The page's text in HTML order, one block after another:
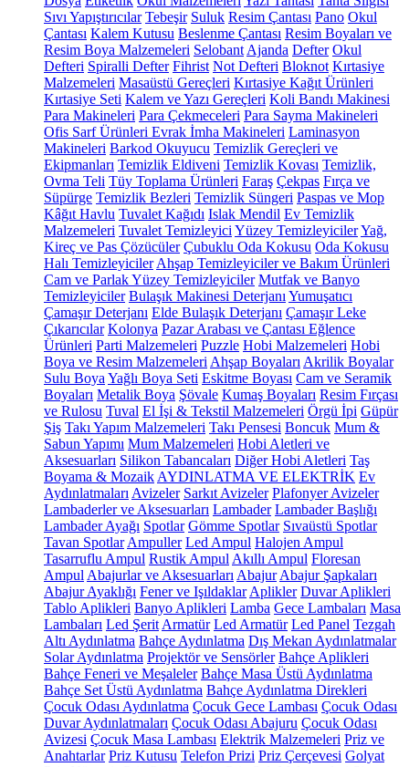
Sıvı Yapıştırıcılar Tebeşir Suluk Resim Çantası Pano Okul
Çantası Kalem Kutusu Beslenme Çantası Resim Boyaları ve
Resim Boya Malzemeleri Selobant Ajanda Defter Okul
Defteri Spiralli Defter Fihrist Not Defteri Bloknot Kırtasiye
Malzemeleri Masaüstü Gereçleri Kırtasiye Kağıt Ürünleri
Kırtasiye Seti Kalem ve Yazı Gereçleri Koli Bandı Makinesi
Para Makineleri Para Çekmeceleri Para Sayma Makineleri
Ofis Sarf Ürünleri Evrak İmha Makineleri Laminasyon
Makineleri Barkod Okuyucu Temizlik Gereçleri ve
Ekipmanları Temizlik Eldiveni Temizlik Kovası Temizlik,
Ovma Teli Tüy Toplama Ürünleri Faraş Çekpas Fırça ve
Süpürge Temizlik Bezleri Temizlik Süngeri Paspas ve Mop
Kâğıt Havlu Tuvalet Kağıdı Islak Mendil Ev Temizlik
Malzemeleri Tuvalet Temizleyici Yüzey TemizleyicilerYağ,
Kireç ve Pas Çözücüler Çubuklu Oda Kokusu Oda Kokusu
Halı Temizleyiciler Ahşap Temizleyiciler ve Bakım Ürünleri
Cam ve Parlak Yüzey Temizleyiciler Mutfak ve Banyo
Temizleyiciler Bulaşık Makinesi Deterjanı Yumuşatıcı
Çamaşır Deterjanı Elde Bulaşık Deterjanı Çamaşır Leke
Çıkarıcılar Kolonya Pazar Arabası ve Çantası Eğlence
Ürünleri Parti Malzemeleri Puzzle Hobi Malzemeleri Hobi
Boya ve Resim Malzemeleri Ahşap Boyaları Akrilik Boyalar
Sulu Boya Yağlı Boya Seti Eskitme Boyası Cam ve Seramik
Boyaları Metalik Boya Şövale Kumaş Boyaları Resim Fırçası
ve Rulosu Tuval El İşi & Tekstil Malzemeleri Örgü İpi Güpür
Şiş Takı Yapım Malzemeleri Takı Pensesi Boncuk Mum &
Sabun Yapımı Mum Malzemeleri Hobi Aletleri ve
Aksesuarları Silikon Tabancaları Diğer Hobi Aletleri Taş
Boyama & Mozaik AYDINLATMA VE ELEKTRİK Ev
Aydınlatmaları Avizeler Sarkıt Avizeler Plafonyer Avizeler
Lambaderler ve Aksesuarları Lambader Lambader Başlığı
Lambader Ayağı Spotlar Gömme Spotlar Sıvaüstü Spotlar
Tavan Spotlar Ampuller Led Ampul Halojen Ampul
Tasarruflu Ampul Rustik Ampul Akıllı Ampul Floresan
Ampul Abajurlar ve Aksesuarları Abajur Abajur Şapkaları
Abajur Ayaklığı Fener ve Işıldaklar Aplikler Duvar Aplikleri
Tablo Aplikleri Banyo Aplikleri Lamba Gece Lambaları Masa
Lambaları Led Şerit Armatür Led Armatür Led Panel Tezgah
Altı Aydınlatma Bahçe Aydınlatma Dış Mekan Aydınlatmalar
Solar Aydınlatma Projektör ve Sensörler Bahçe Aplikleri
Bahçe Feneri ve Meşaleler Bahçe Masa Üstü Aydınlatma
Bahçe Set Üstü Aydınlatma Bahçe Aydınlatma Direkleri
Çocuk Odası Aydınlatma Çocuk Gece Lambası Çocuk Odası
Duvar Aydınlatmaları Çocuk Odası Abajuru Çocuk Odası
Avizesi Çocuk Masa Lambası Elektrik Malzemeleri Priz ve
Anahtarlar Priz Kutusu Telefon Prizi Priz Çerçevesi Golyat